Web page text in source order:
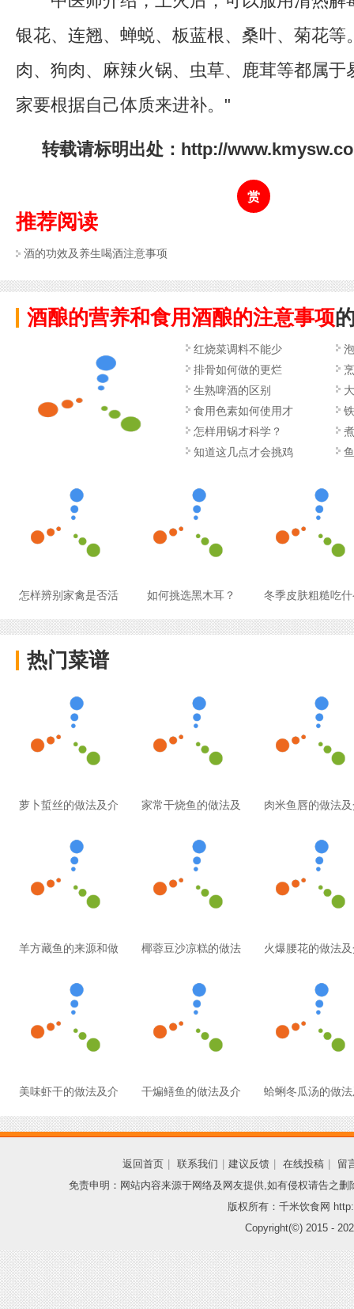
银花、连翘、蝉蜕、板蓝根、桑叶、菊花等
肉、狗肉、麻辣火锅、虫草、鹿茸等都属于
家要根据自己体质来进补。"
转载请标明出处：http://
赏
推荐阅读
酒的功效及养生喝酒注意事项
酒酿的营养和食用酒酿的注意事项
红烧菜调料不能少
排骨如何做的更烂
生熟啤酒的区别
食用色素如何使用才
怎样用锅才科学？
知道这几点才会挑鸡
怎样辨别家禽是否活 如何挑选黑木耳？ 冬季皮肤粗糙吃
热门菜谱
萝卜蜇丝的做法及介 家常干烧鱼的做法及 肉米鱼唇的做法
羊方藏鱼的来源和做 椰蓉豆沙凉糕的做法 火爆腰花的做法
美味虾干的做法及介 干煸鳝鱼的做法及介 蛤蜊冬瓜汤的做
返回首页 联系我们 建议反馈 在线投稿
留
免责申明：网站内容来源于网络及网友提供,如有侵权请告之
版权所有：千米饮食网
Copyright(©) 2015 -